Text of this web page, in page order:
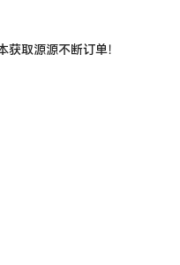
获取源源不断订单！